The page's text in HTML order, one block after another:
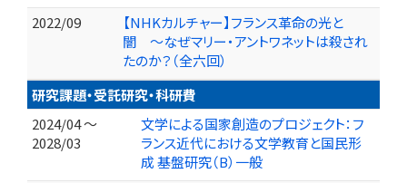
2022/09
【NHKカルチャー】フランス革命の光と
闇 ～なぜマリー・アントワネットは殺され
たのか？（全六回）
研究課題・受託研究・科研費
2024/04 ～
2028/03
文学による国家創造のプロジェクト：フ
ランス近代における文学教育と国民形
成 基盤研究（B）一般